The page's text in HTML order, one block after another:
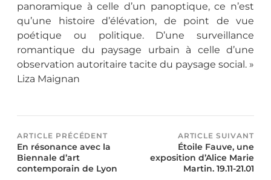
panoramique à celle d’un panoptique, ce n’est
qu’une histoire d’élévation, de point de vue
poétique ou politique. D’une surveillance
romantique du paysage urbain à celle d’une
observation autoritaire tacite du paysage social. »
Liza Maignan
ARTICLE PRÉCÉDENT
En résonance avec la
Biennale d’art
contemporain de Lyon
ARTICLE SUIVANT
Étoile Fauve, une
exposition d’Alice Marie
Martin. 19.11-21.01